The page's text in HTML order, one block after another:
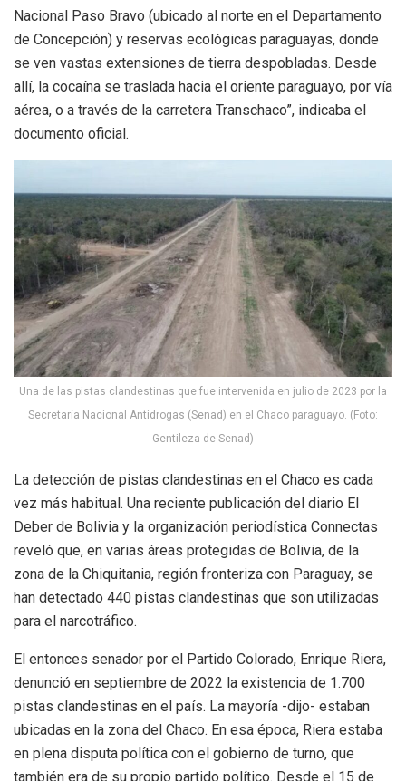
Nacional Paso Bravo (ubicado al norte en el Departamento
de Concepción) y reservas ecológicas paraguayas, donde
se ven vastas extensiones de tierra despobladas. Desde
allí, la cocaína se traslada hacia el oriente paraguayo, por vía
aérea, o a través de la carretera Transchaco”, indicaba el
documento oficial.
Una de las pistas clandestinas que fue intervenida en julio de 2023 por la
Secretaría Nacional Antidrogas (Senad) en el Chaco paraguayo. (Foto:
Gentileza de Senad)
La detección de pistas clandestinas en el Chaco es cada
vez más habitual. Una reciente publicación del diario El
Deber de Bolivia y la organización periodística Connectas
reveló que, en varias áreas protegidas de Bolivia, de la
zona de la Chiquitania, región fronteriza con Paraguay, se
han detectado 440 pistas clandestinas que son utilizadas
para el narcotráfico.
El entonces senador por el Partido Colorado, Enrique Riera,
denunció en septiembre de 2022 la existencia de 1.700
pistas clandestinas en el país. La mayoría -dijo- estaban
ubicadas en la zona del Chaco. En esa época, Riera estaba
en plena disputa política con el gobierno de turno, que
también era de su propio partido político. Desde el 15 de